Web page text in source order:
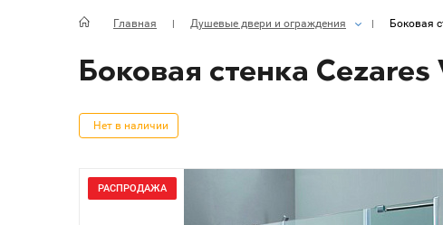
Главная Душевые двери и ограждения Боковая
Боковая стенка Cezares
Нет в наличии
РАСПРОДАЖА